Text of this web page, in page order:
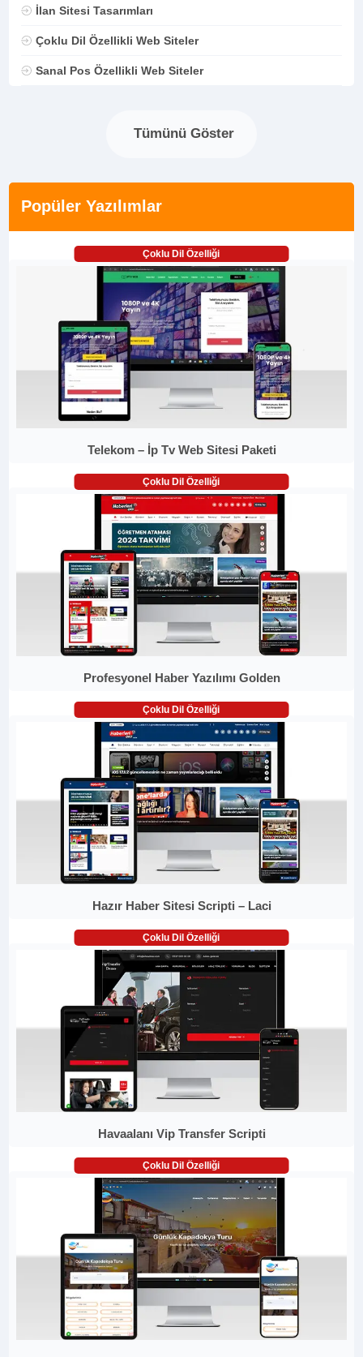
İlan Sitesi Tasarımları
Çoklu Dil Özellikli Web Siteler
Sanal Pos Özellikli Web Siteler
Tümünü Göster
Popüler Yazılımlar
Çoklu Dil Özelliği
Telekom – İp Tv Web Sitesi Paketi
Çoklu Dil Özelliği
Profesyonel Haber Yazılımı Golden
Çoklu Dil Özelliği
Hazır Haber Sitesi Scripti – Laci
Çoklu Dil Özelliği
Havaalanı Vip Transfer Scripti
Çoklu Dil Özelliği